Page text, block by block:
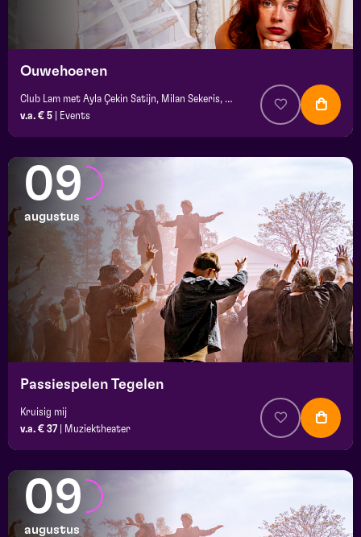
Ouwehoeren
Club Lam met Ayla Çekin Satijn, Milan Sekeris, Dic van Duin, Jean-Baptiste Rey e.a.
v.a. € 5
Events
09
augustus
Passiespelen Tegelen
Kruisig mij
v.a. € 37
Muziektheater
09
augustus